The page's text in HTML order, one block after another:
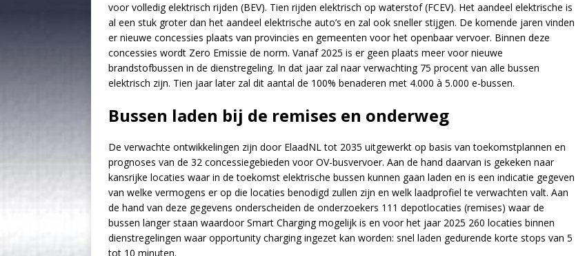
voor volledig elektrisch rijden (BEV). Tien rijden elektrisch op waterstof (FCEV). Het aandeel elektrische is
al een stuk groter dan het aandeel elektrische auto’s en zal ook sneller stijgen. De komende jaren vinden
er nieuwe concessies plaats van provincies en gemeenten voor het openbaar vervoer. Binnen deze
concessies wordt Zero Emissie de norm. Vanaf 2025 is er geen plaats meer voor nieuwe
brandstofbussen in de dienstregeling. In dat jaar zal naar verwachting 75 procent van alle bussen
elektrisch zijn. Tien jaar later zal dit aantal de 100% benaderen met 4.000 à 5.000 e-bussen.
Bussen laden bij de remises en onderweg
De verwachte ontwikkelingen zijn door ElaadNL tot 2035 uitgewerkt op basis van toekomstplannen en
prognoses van de 32 concessiegebieden voor OV-busvervoer. Aan de hand daarvan is gekeken naar
kansrijke locaties waar in de toekomst elektrische bussen kunnen gaan laden en is een indicatie gegeven
van welke vermogens er op die locaties benodigd zullen zijn en welk laadprofiel te verwachten valt. Aan
de hand van deze gegevens onderscheiden de onderzoekers 111 depotlocaties (remises) waar de
bussen langer staan waardoor Smart Charging mogelijk is en voor het jaar 2025 260 locaties binnen
dienstregelingen waar opportunity charging ingezet kan worden: snel laden gedurende korte stops van 5
tot 10 minuten.